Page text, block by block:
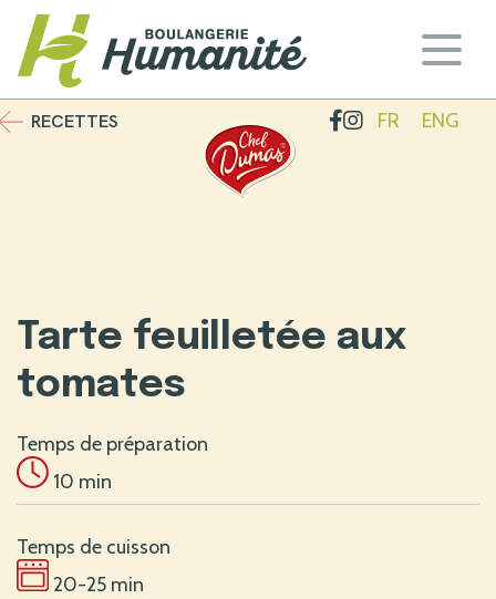
Sauter
contenu
Boulangerie Humanité
RECETTES FR ENG
Tarte feuilletée aux
tomates
Temps de préparation
10 min
Temps de cuisson
20-25 min